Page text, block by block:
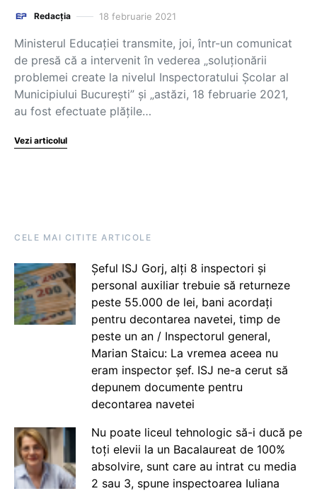
Redacția 18 februarie 2021
Ministerul Educației transmite, joi, într-un comunicat
de presă că a intervenit în vederea „soluționării
problemei create la nivelul Inspectoratului Școlar al
Municipiului București” și „astăzi, 18 februarie 2021,
au fost efectuate plățile…
Vezi articolul
CELE MAI CITITE ARTICOLE
Șeful ISJ Gorj, alți 8 inspectori și
personal auxiliar trebuie să returneze
peste 55.000 de lei, bani acordați
pentru decontarea navetei, timp de
peste un an / Inspectorul general,
Marian Staicu: La vremea aceea nu
eram inspector șef. ISJ ne-a cerut să
depunem documente pentru
decontarea navetei
Nu poate liceul tehnologic să-i ducă pe
toți elevii la un Bacalaureat de 100%
absolvire, sunt care au intrat cu media
2 sau 3, spune inspectoarea Iuliana